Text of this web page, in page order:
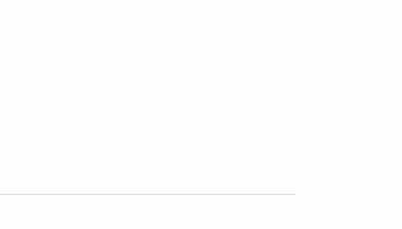
(1)
(2)